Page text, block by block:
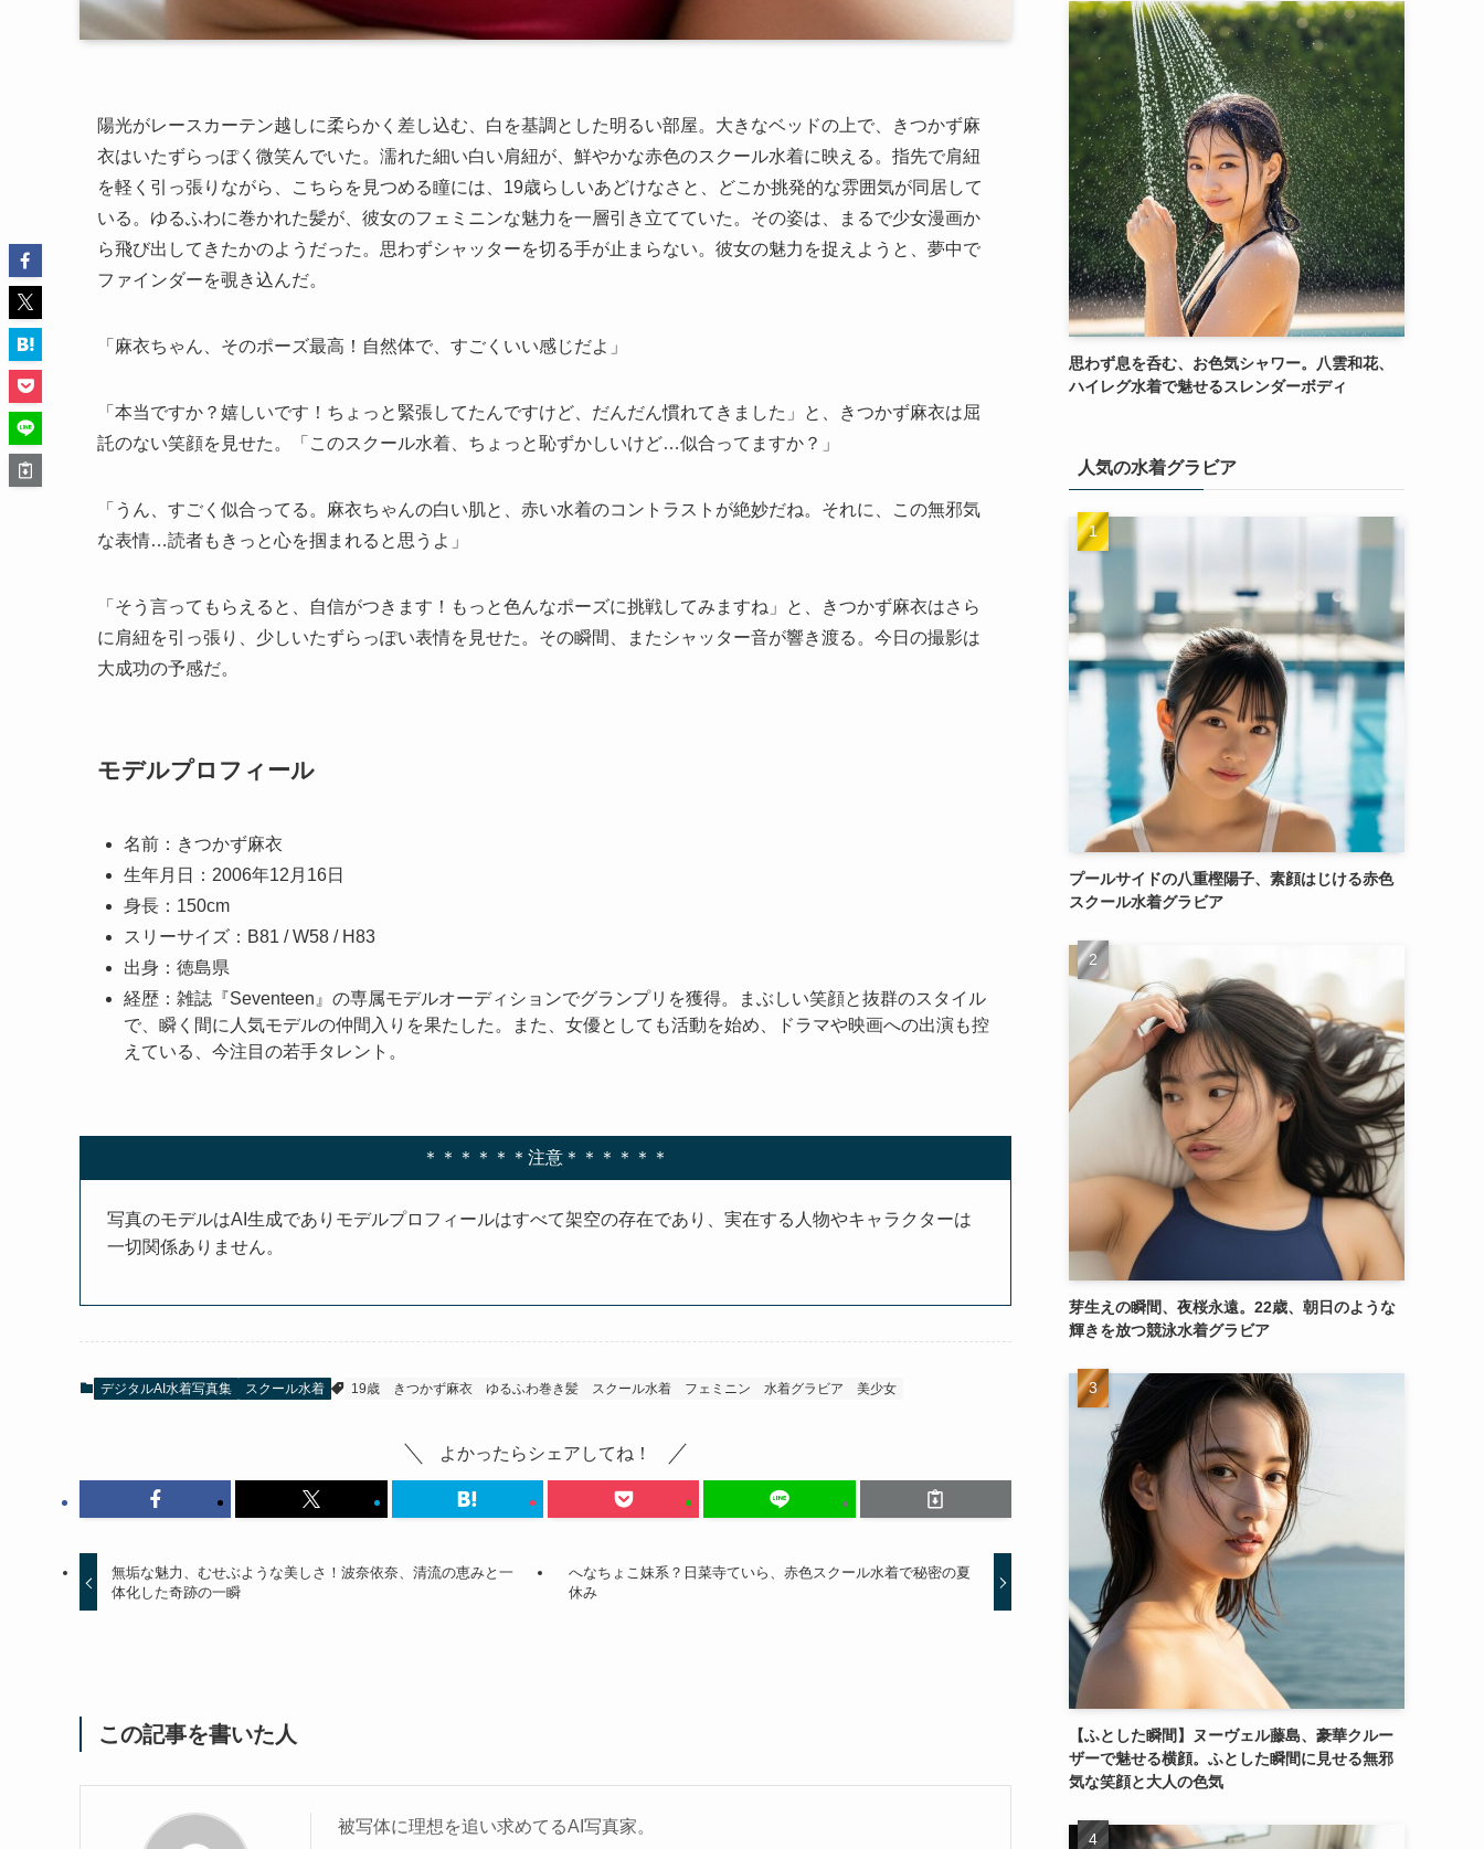
陽光がレースカーテン越しに柔らかく差し込む、白を基調とした明るい部屋。大きなベッドの上で、きつかず麻
衣はいたずらっぽく微笑んでいた。濡れた細い白い肩紐が、鮮やかな赤色のスクール水着に映える。指先で肩紐
を軽く引っ張りながら、こちらを見つめる瞳には、19歳らしいあどけなさと、どこか挑発的な雰囲気が同居して
いる。ゆるふわに巻かれた髪が、彼女のフェミニンな魅力を一層引き立てていた。その姿は、まるで少女漫画か
ら飛び出してきたかのようだった。思わずシャッターを切る手が止まらない。彼女の魅力を捉えようと、夢中で
ファインダーを覗き込んだ。
「麻衣ちゃん、そのポーズ最高！自然体で、すごくいい感じだよ」
「本当ですか？嬉しいです！ちょっと緊張してたんですけど、だんだん慣れてきました」と、きつかず麻衣は屈
託のない笑顔を見せた。「このスクール水着、ちょっと恥ずかしいけど…似合ってますか？」
「うん、すごく似合ってる。麻衣ちゃんの白い肌と、赤い水着のコントラストが絶妙だね。それに、この無邪気
な表情…読者もきっと心を掴まれると思うよ」
「そう言ってもらえると、自信がつきます！もっと色んなポーズに挑戦してみますね」と、きつかず麻衣はさら
に肩紐を引っ張り、少しいたずらっぽい表情を見せた。その瞬間、またシャッター音が響き渡る。今日の撮影は
大成功の予感だ。
モデルプロフィール
名前：きつかず麻衣
生年月日：2006年12月16日
身長：150cm
スリーサイズ：B81 / W58 / H83
出身：徳島県
経歴：雑誌『Seventeen』の専属モデルオーディションでグランプリを獲得。まぶしい笑顔と抜群のスタイル
で、瞬く間に人気モデルの仲間入りを果たした。また、女優としても活動を始め、ドラマや映画への出演も控
えている、今注目の若手タレント。
＊＊＊＊＊＊注意＊＊＊＊＊＊
写真のモデルはAI生成でありモデルプロフィールはすべて架空の存在であり、実在する人物やキャラクターは
一切関係ありません。
デジタルAI水着写真集 スクール水着 19歳 きつかず麻衣 ゆるふわ巻き髪 スクール水着 フェミニン 水着グラビア 美少女
よかったらシェアしてね！
無垢な魅力、むせぶような美しさ！波奈依奈、清流の恵みと一
体化した奇跡の一瞬
へなちょこ妹系？日菜寺ていら、赤色スクール水着で秘密の夏
休み
この記事を書いた人
被写体に理想を追い求めてるAI写真家。
思わず息を呑む、お色気シャワー。八雲和花、
ハイレグ水着で魅せるスレンダーボディ
人気の水着グラビア
プールサイドの八重樫陽子、素顔はじける赤色
スクール水着グラビア
芽生えの瞬間、夜桜永遠。22歳、朝日のような
輝きを放つ競泳水着グラビア
【ふとした瞬間】ヌーヴェル藤島、豪華クルー
ザーで魅せる横顔。ふとした瞬間に見せる無邪
気な笑顔と大人の色気